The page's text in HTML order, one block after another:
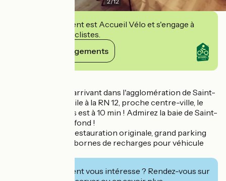
Cet établissement est Accueil Vélo et s'engage à
accueillir des cyclistes.
Voir ses engagements
Premier hôtel en arrivant dans l'agglomération de Saint-
Brieuc ! Accès facile à la RN 12, proche centre-ville, le
palais des congrès est à 10 min ! Admirez la baie de Saint-
Brieuc en toile de fond !
les + : lounge bar, restauration originale, grand parking
privé gratuit avec bornes de recharges pour véhicule
Cet établissement vous intéresse ? Rendez-vous sur